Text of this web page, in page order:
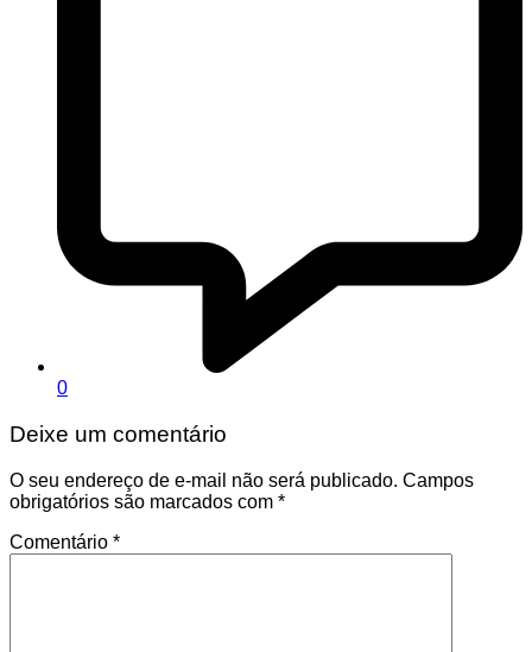
0
Deixe um comentário
O seu endereço de e-mail não será publicado. Campos
obrigatórios são marcados com *
Comentário *